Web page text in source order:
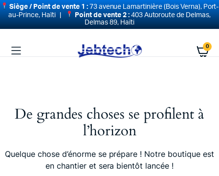
Siège / Point de vente 1 :73 avenue Lamartinière (Bois Verna), Port-
au-Prince, Haïti |
Point de vente 2 :403 Autoroute de Delmas,
Delmas 89, Haïti
0
De grandes choses se profilent à
l’horizon
Quelque chose d’énorme se prépare ! Notre boutique est
en chantier et sera bientôt lancée !